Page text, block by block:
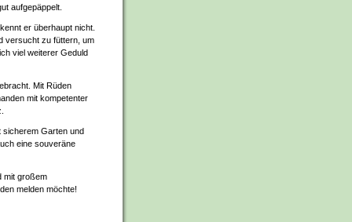
aufgepäppelt.
er überhaupt nicht.
versucht zu füttern, um
viel weiterer Geduld
Mit Rüden
mit kompetenter
sicherem Garten und
eine souveräne
mit großem
melden möchte!